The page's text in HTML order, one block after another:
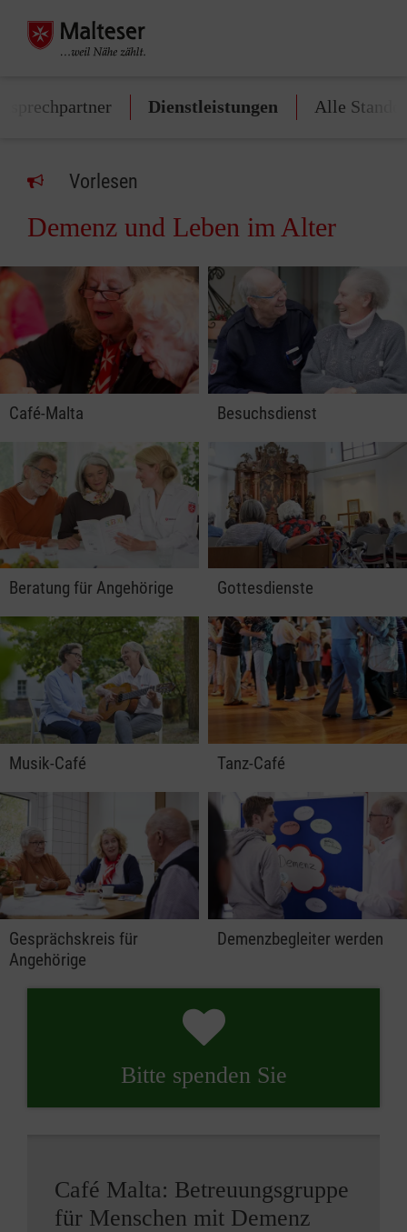
Dienstleistungen Alle
Vorlesen
Demenz und Leben im Alter
Café-Malta Besuchsdienst
Beratung für Angehörige Gottesdienste
Musik-Café Tanz-Café
Gesprächskreis für
Angehörige
Demenzbegleiter werden
Bitte spenden Sie
Café Malta: Betreuungsgruppe
für Menschen mit Demenz